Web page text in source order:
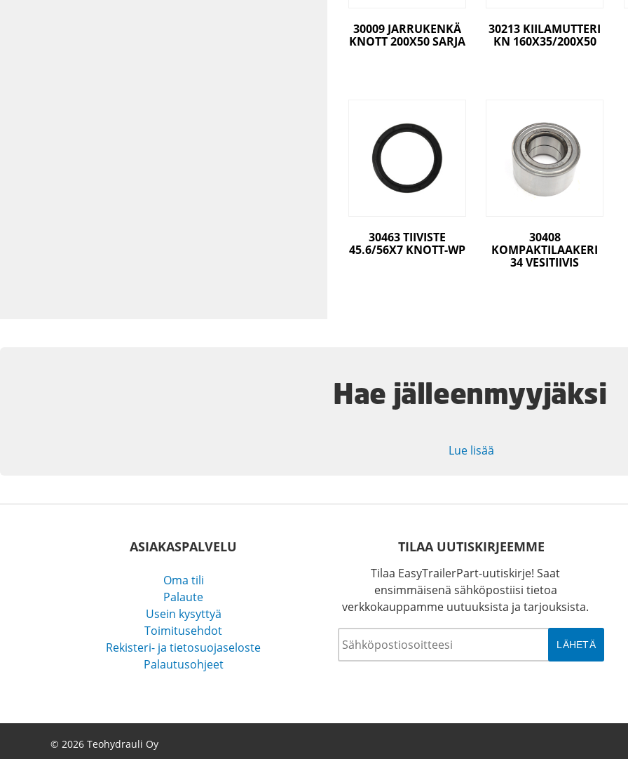
30009 JARRUKENKÄ
KNOTT 200X50 SARJA
30213 KIILAMUTTERI
KN 160X35/200X50
30463 TIIVISTE
45.6/56X7 KNOTT-WP
30408
KOMPAKTILAAKERI
34 VESITIIVIS
Hae jälleenmyyjäksi
Lue lisää
ASIAKASPALVELU
Oma tili
Palaute
Usein kysyttyä
Toimitusehdot
Rekisteri- ja tietosuojaseloste
Palautusohjeet
TILAA UUTISKIRJEEMME
Tilaa EasyTrailerPart-uutiskirje! Saat
ensimmäisenä sähköpostiisi tietoa
verkkokauppamme uutuuksista ja tarjouksista.
© 2026 Teohydrauli Oy